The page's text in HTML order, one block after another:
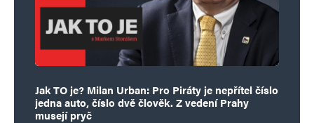
Jak TO je? Milan Urban: Pro Piráty je nepřítel číslo
jedna auto, číslo dvě člověk. Z vedení Prahy
musejí pryč